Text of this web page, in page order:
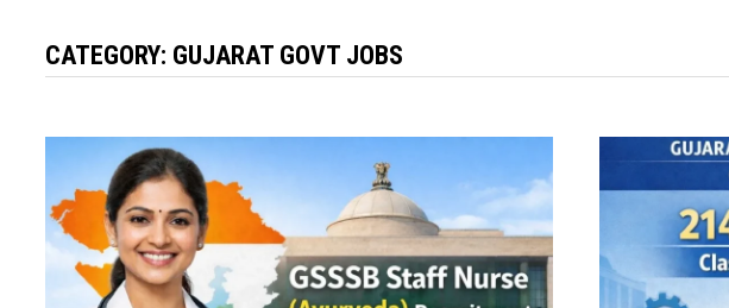
CATEGORY: GUJARAT GOVT JOBS